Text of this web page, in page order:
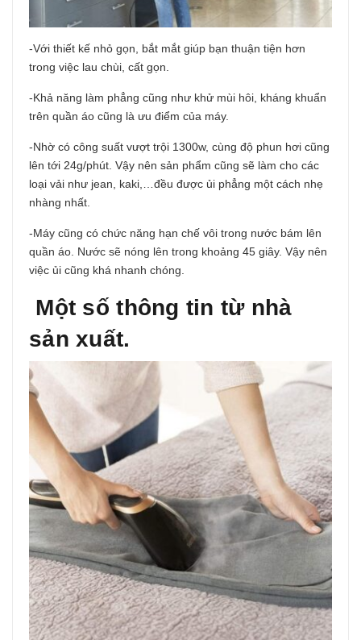
-Với thiết kế nhỏ gọn, bắt mắt giúp bạn thuận tiện hơn
trong việc lau chùi, cất gọn.
-Khả năng làm phẳng cũng như khử mùi hôi, kháng khuẩn
trên quần áo cũng là ưu điểm của máy.
-Nhờ có công suất vượt trội 1300w, cùng độ phun hơi cũng
lên tới 24g/phút. Vậy nên sản phẩm cũng sẽ làm cho các
loại vải như jean, kaki,…đều được ủi phẳng một cách nhẹ
nhàng nhất.
-Máy cũng có chức năng hạn chế vôi trong nước bám lên
quần áo. Nước sẽ nóng lên trong khoảng 45 giây. Vậy nên
việc ủi cũng khá nhanh chóng.
Một số thông tin từ nhà
sản xuất.